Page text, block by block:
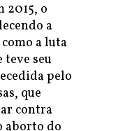
2015, o
a
a luta
seu
pelo
que
contra
aborto do